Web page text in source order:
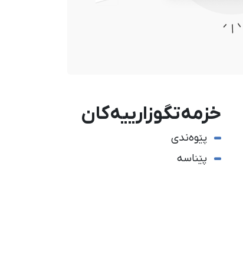
خزمەتگوزارییەکان
پێوەندی
پێناسە